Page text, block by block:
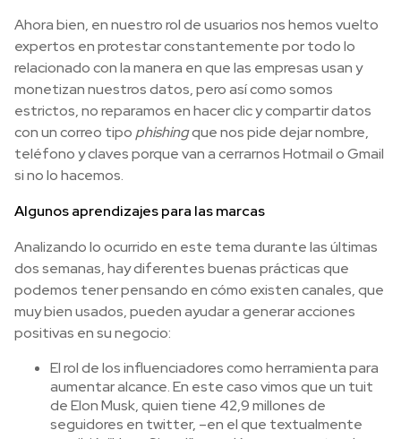
Ahora bien, en nuestro rol de usuarios nos hemos vuelto
expertos en protestar constantemente por todo lo
relacionado con la manera en que las empresas usan y
monetizan nuestros datos, pero así como somos
estrictos, no reparamos en hacer clic y compartir datos
con un correo tipo phishingque nos pide dejar nombre,
teléfono y claves porque van a cerrarnos Hotmail o Gmail
si no lo hacemos.
Algunos aprendizajes para las marcas
Analizando lo ocurrido en este tema durante las últimas
dos semanas, hay diferentes buenas prácticas que
podemos tener pensando en cómo existen canales, que
muy bien usados, pueden ayudar a generar acciones
positivas en su negocio:
El rol de los influenciadores como herramienta para
aumentar alcance. En este caso vimos que un tuit
de Elon Musk, quien tiene 42,9 millones de
seguidores en twitter, –en el que textualmente